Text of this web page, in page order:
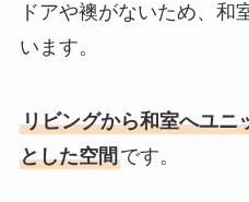
ドアや襖がないため、和
います。
リビングから和室へユニ
とした空間です。